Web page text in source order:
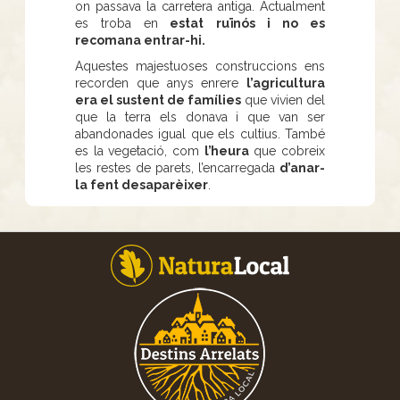
on passava la carretera antiga. Actualment
es troba en estat ruïnós i no es
recomana entrar-hi.
Aquestes majestuoses construccions ens
recorden que anys enrere
l’agricultura
era el sustent de famílies que vivien del
que la terra els donava i que van ser
abandonades igual que els cultius. També
es la vegetació, com
l’heuraque cobreix
les restes de parets, l’encarregada d’anar-
la fent desaparèixer